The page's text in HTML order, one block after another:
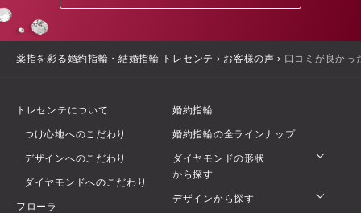
薬指を彩る婚約指輪・結婚指輪 トレセンテ › お客様の声 › 口コミが良かっ
トレセンテについて
つけ心地へのこだわり
デザインへのこだわり
ダイヤモンドへのこだわり
フローラ
婚約指輪
婚約指輪の全ラインナップ
ダイヤモンドの形状
から探す
デザインから探す